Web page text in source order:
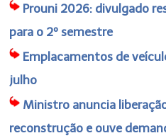
Prouni 2026: divulgado
para o 2º semestre
Emplacamentos de
julho
Ministro anuncia
reconstrução e ouve